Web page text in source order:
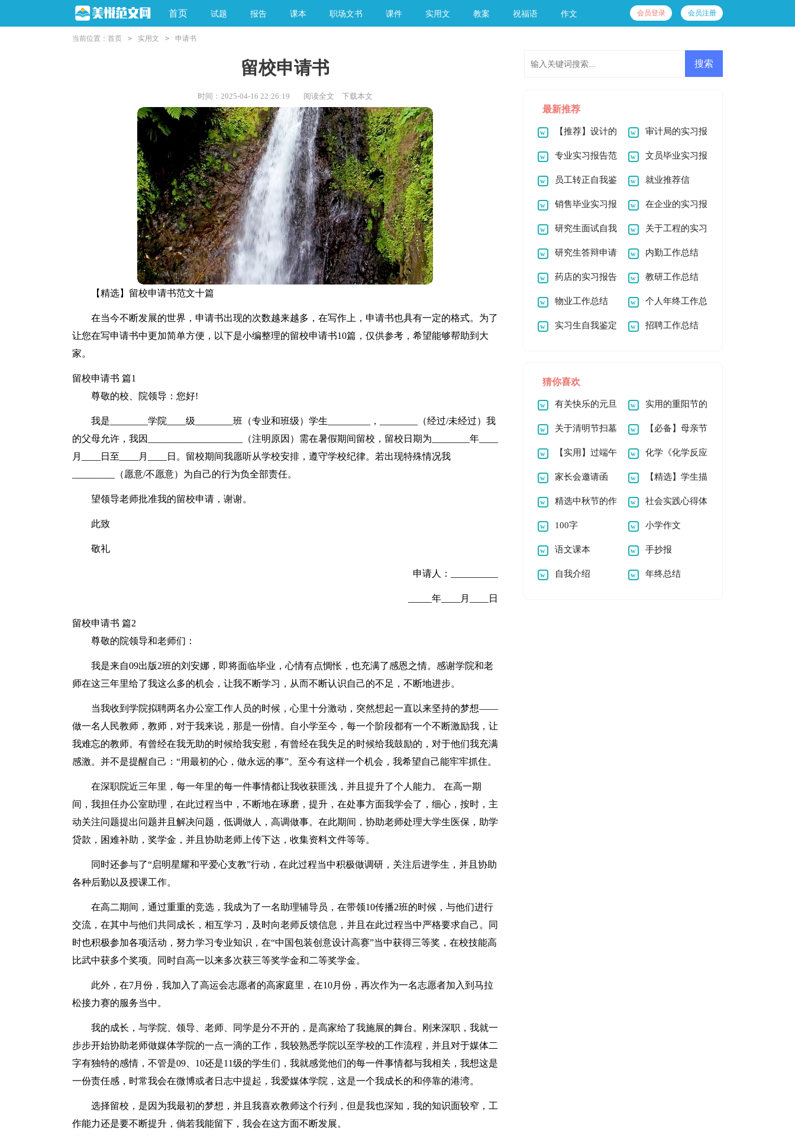
首页 试题 报告 课本 职场文书 课件 实用文 教案 祝福语 作文 会员登录 会员注册
当前位置： 首页 > 实用文 > 申请书
留校申请书
时间：2025-04-16 22:26:19 阅读全文 下载本文
【精选】留校申请书范文十篇
在当今不断发展的世界，申请书出现的次数越来越多，在写作上，申请书也具有一定的格式。为了
让您在写申请书中更加简单方便，以下是小编整理的留校申请书10篇，仅供参考，希望能够帮助到大
家。
留校申请书 篇1
尊敬的校、院领导：您好!
我是________学院____级________班（专业和班级）学生_________，________（经过/未经过）我
的父母允许，我因____________________（注明原因）需在暑假期间留校，留校日期为________年____
月____日至____月____日。留校期间我愿听从学校安排，遵守学校纪律。若出现特殊情况我
_________（愿意/不愿意）为自己的行为负全部责任。
望领导老师批准我的留校申请，谢谢。
此致
敬礼
申请人：__________
_____年____月____日
留校申请书 篇2
尊敬的院领导和老师们：
我是来自09出版2班的刘安娜，即将面临毕业，心情有点惆怅，也充满了感恩之情。感谢学院和老
师在这三年里给了我这么多的机会，让我不断学习，从而不断认识自己的不足，不断地进步。
当我收到学院拟聘两名办公室工作人员的时候，心里十分激动，突然想起一直以来坚持的梦想——
做一名人民教师，教师，对于我来说，那是一份情。自小学至今，每一个阶段都有一个不断激励我，让
我难忘的教师。有曾经在我无助的时候给我安慰，有曾经在我失足的时候给我鼓励的，对于他们我充满
感激。并不是提醒自己：“用最初的心，做永远的事”。至今有这样一个机会，我希望自己能牢牢抓住。
在深职院近三年里，每一年里的每一件事情都让我收获匪浅，并且提升了个人能力。 在高一期
间，我担任办公室助理，在此过程当中，不断地在琢磨，提升，在处事方面我学会了，细心，按时，主
动关注问题提出问题并且解决问题，低调做人，高调做事。在此期间，协助老师处理大学生医保，助学
贷款，困难补助，奖学金，并且协助老师上传下达，收集资料文件等等。
同时还参与了“启明星耀和平爱心支教”行动，在此过程当中积极做调研，关注后进学生，并且协助
各种后勤以及授课工作。
在高二期间，通过重重的竞选，我成为了一名助理辅导员，在带领10传播2班的时候，与他们进行
交流，在其中与他们共同成长，相互学习，及时向老师反馈信息，并且在此过程当中严格要求自己。同
时也积极参加各项活动，努力学习专业知识，在“中国包装创意设计高赛”当中获得三等奖，在校技能高
比武中获多个奖项。同时自高一以来多次获三等奖学金和二等奖学金。
此外，在7月份，我加入了高运会志愿者的高家庭里，在10月份，再次作为一名志愿者加入到马拉
松接力赛的服务当中。
我的成长，与学院、领导、老师、同学是分不开的，是高家给了我施展的舞台。刚来深职，我就一
步步开始协助老师做媒体学院的一点一滴的工作，我较熟悉学院以至学校的工作流程，并且对于媒体二
字有独特的感情，不管是09、10还是11级的学生们，我就感觉他们的每一件事情都与我相关，我想这是
一份责任感，时常我会在微博或者日志中提起，我爱媒体学院，这是一个我成长的和停靠的港湾。
选择留校，是因为我最初的梦想，并且我喜欢教师这个行列，但是我也深知，我的知识面较窄，工
作能力还是要不断提升，倘若我能留下，我会在这方面不断发展。
最新推荐
【推荐】设计的
实习报告汇总8篇
审计局的实习报
告
专业实习报告范
文集合7篇
文员毕业实习报
告
员工转正自我鉴
定(15篇)
就业推荐信
销售毕业实习报
告
在企业的实习报
告范文合集五篇
研究生面试自我
介绍
关于工程的实习
报告合集8篇
研究生答辩申请
书
内勤工作总结
药店的实习报告
范文汇编五篇
教研工作总结
物业工作总结 个人年终工作总
结汇编15篇
实习生自我鉴定 招聘工作总结
猜你喜欢
有关快乐的元旦
作文100字四篇
实用的重阳节的
作文600字3篇
关于清明节扫墓
作文800字汇总5篇
【必备】母亲节
的作文100字锦集十
篇
【实用】过端午
节的作文500字锦集
6篇
化学《化学反应
中的能量变化》教案
6篇
家长会邀请函
(汇编15篇)
【精选】学生描
写小学的作文400字
九篇
精选中秋节的作
文300字锦集5篇
社会实践心得体
会(通用15篇)
100字 小学作文
语文课本 手抄报
自我介绍 年终总结